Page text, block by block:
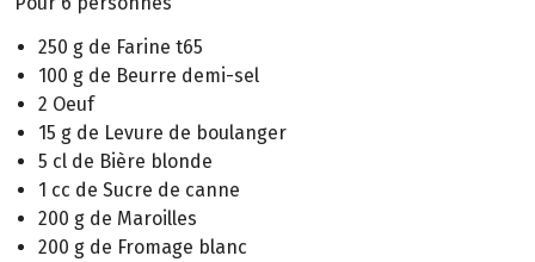
250 g de Farine t65
100 g de Beurre demi-sel
2 Oeuf
15 g de Levure de boulanger
5 cl de Bière blonde
1 cc de Sucre de canne
200 g de Maroilles
200 g de Fromage blanc